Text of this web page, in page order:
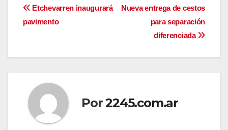
Navegación
de
entradas
Nueva entrega de cestos
para separación
diferenciada
Etchevarren inaugurará
pavimento
Por2245.com.ar